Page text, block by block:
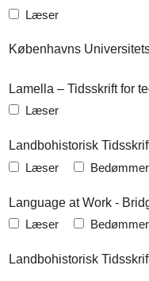
Læser
Københavns
Lamella – Tidsskrift for
Læser
Landbohistorisk
Læser Bedømmer
Language at Work -
Læser Bedømmer
Landbohistorisk